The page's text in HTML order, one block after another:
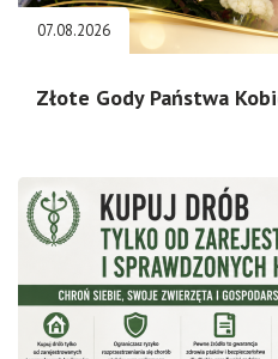
07.08.2026
Złote Gody Państwa